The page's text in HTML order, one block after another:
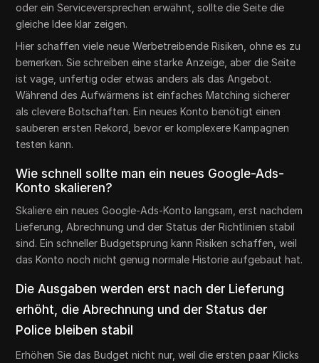
oder ein Serviceversprechen erwähnt, sollte die Seite die
gleiche Idee klar zeigen.
Hier schaffen viele neue Werbetreibende Risiken, ohne es zu
bemerken. Sie schreiben eine starke Anzeige, aber die Seite
ist vage, unfertig oder etwas anders als das Angebot.
Während des Aufwärmens ist einfaches Matching sicherer
als clevere Botschaften. Ein neues Konto benötigt einen
sauberen ersten Rekord, bevor er komplexere Kampagnen
testen kann.
Wie schnell sollte man ein neues Google-Ads-
Konto skalieren?
Skaliere ein neues Google-Ads-Konto langsam, erst nachdem
Lieferung, Abrechnung und der Status der Richtlinien stabil
sind. Ein schneller Budgetsprung kann Risiken schaffen, weil
das Konto noch nicht genug normale Historie aufgebaut hat.
Die Ausgaben werden erst nach der Lieferung
erhöht, die Abrechnung und der Status der
Police bleiben stabil
Erhöhen Sie das Budget nicht nur, weil die ersten paar Klicks